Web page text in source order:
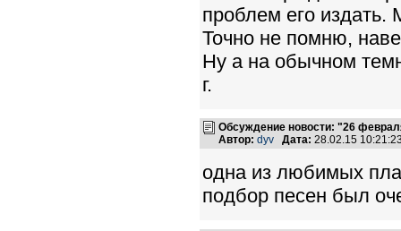
проблем его издать.
Точно не помню,
Ну а на обычном
г.
Обсуждение новости: "26
Автор: dyv Дата: 28.02.15
одна из любимых
подбор песен был